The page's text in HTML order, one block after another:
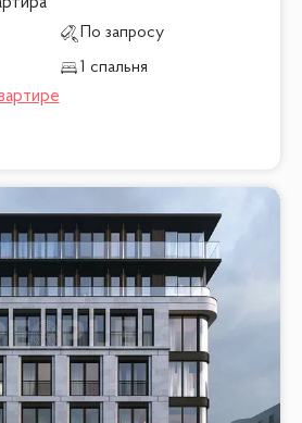
По запросу
1 спальня